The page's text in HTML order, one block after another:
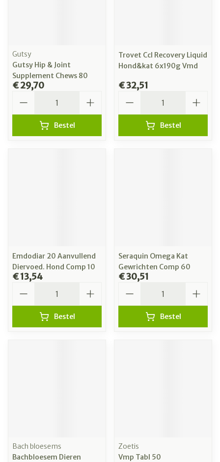
Gutsy
Gutsy Hip & Joint
Supplement Chews 80
€ 29,70
Bestel
Trovet Ccl Recovery Liquid
Hond&kat 6x190g Vmd
€ 32,51
Bestel
Emdodiar 20 Aanvullend
Diervoed. Hond Comp 10
€ 13,54
Bestel
Seraquin Omega Kat
Gewrichten Comp 60
€ 30,51
Bestel
Bach bloesems
Bachbloesem Dieren
Zoetis
Vmp Tabl 50